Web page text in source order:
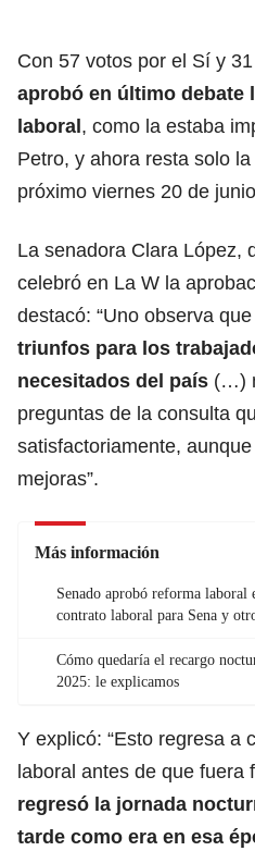
Con 57 votos por el Sí y
aprobó en último debate
laboral, como la estaba
Petro, y ahora resta solo
próximo viernes 20 de
La senadora Clara López,
celebró en La W la
destacó: “Uno observa
triunfos para los
necesitados del país (…)
preguntas de la consulta
satisfactoriamente,
mejoras”.
Más información
Senado aprobó reforma
contrato laboral para Sena y
Cómo quedaría el recargo
2025: le explicamos
Y explicó: “Esto regresa a
laboral antes de que fuera
regresó la jornada
tarde como era en esa